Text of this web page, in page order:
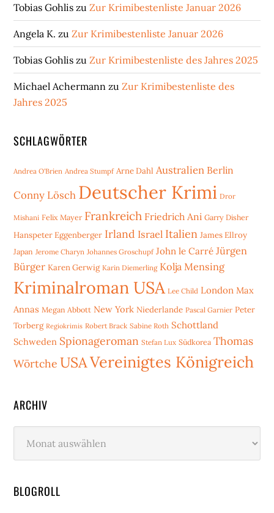
Tobias Gohlis zuZur Krimibestenliste Januar 2026
Angela K. zuZur Krimibestenliste Januar 2026
Tobias Gohlis zuZur Krimibestenliste des Jahres 2025
Michael Achermann zuZur Krimibestenliste des
Jahres 2025
SCHLAGWÖRTER
Andrea O'Brien Andrea Stumpf Arne Dahl Australien Berlin
Conny Lösch Deutscher Krimi Dror
Mishani Felix Mayer Frankreich Friedrich Ani Garry Disher
Hanspeter Eggenberger Irland Israel Italien James Ellroy
Japan Jerome Charyn Johannes Groschupf John le Carré Jürgen
Bürger Karen Gerwig Karin Diemerling Kolja Mensing
Kriminalroman USA Lee Child London Max
Annas Megan Abbott New York Niederlande Pascal Garnier Peter
Torberg Regiokrimis Robert Brack Sabine Roth Schottland
Schweden Spionageroman Stefan Lux Südkorea Thomas
Wörtche USAVereinigtes Königreich
ARCHIV
BLOGROLL